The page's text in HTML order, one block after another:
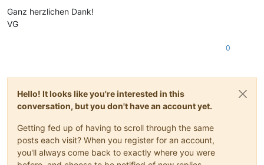
Ganz herzlichen Dank!
VG
0
Hello! It looks like you're interested in this
conversation, but you don't have an account yet.
Getting fed up of having to scroll through the same
posts each visit? When you register for an account,
you'll always come back to exactly where you were